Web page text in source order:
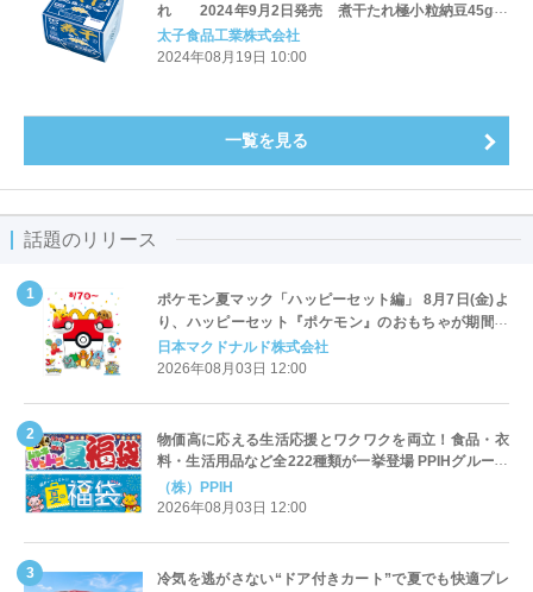
れ 2024年9月2日発売 煮干たれ極小粒納豆45g×3
やみつきになる味わい、ご飯や麺のおともに
太子食品工業株式会社
2024年08月19日 10:00
一覧を見る
話題のリリース
ポケモン夏マック「ハッピーセット編」 8月7日(金)よ
り、ハッピーセット『ポケモン』のおもちゃが期間限
定登場
日本マクドナルド株式会社
2026年08月03日 12:00
物価高に応える生活応援とワクワクを両立！食品・衣
料・生活用品など全222種類が一挙登場 PPIHグループ
「夏福袋」＆セール 8月6日(木)より順次スタート
（株）PPIH
2026年08月03日 12:00
冷気を逃がさない“ドア付きカート”で夏でも快適プレ